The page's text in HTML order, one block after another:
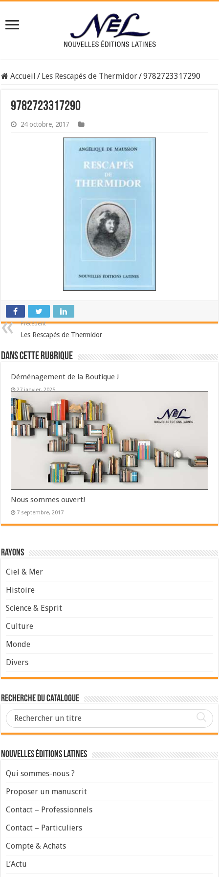
Accueil / Les Rescapés de Thermidor/9782723317290
9782723317290
24 octobre, 2017
Précédent
Les Rescapés de Thermidor
Dans cette Rubrique
Déménagement de la Boutique !
27 janvier, 2025
Nous sommes ouvert!
7 septembre, 2017
Rayons
Ciel & Mer
Histoire
Science & Esprit
Culture
Monde
Divers
Recherche du Catalogue
Nouvelles Éditions Latines
Qui sommes-nous ?
Proposer un manuscrit
Contact – Professionnels
Contact – Particuliers
Compte & Achats
L’Actu